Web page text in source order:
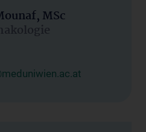
MSc